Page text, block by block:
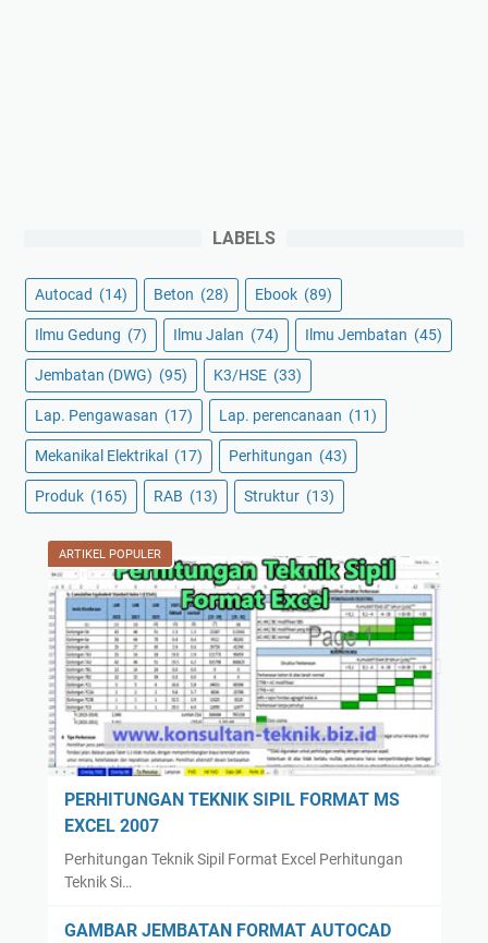
LABELS
Autocad (14) Beton (28) Ebook (89)
Ilmu Gedung (7) Ilmu Jalan (74) Ilmu Jembatan (45)
Jembatan (DWG) (95) K3/HSE (33)
Lap. Pengawasan (17) Lap. perencanaan (11)
Mekanikal Elektrikal (17) Perhitungan (43)
Produk (165) RAB (13) Struktur (13)
ARTIKEL POPULER
PERHITUNGAN TEKNIK SIPIL FORMAT MS
EXCEL 2007
Perhitungan Teknik Sipil Format Excel Perhitungan
Teknik Si…
GAMBAR JEMBATAN FORMAT AUTOCAD